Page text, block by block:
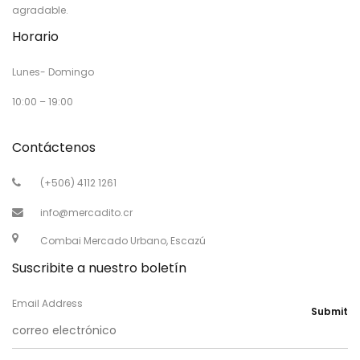
agradable.
Horario
Lunes- Domingo
10:00 – 19:00
Contáctenos
(+506) 4112 1261
info@mercadito.cr
Combai Mercado Urbano, Escazú
Suscribite a nuestro boletín
Email Address
Submit